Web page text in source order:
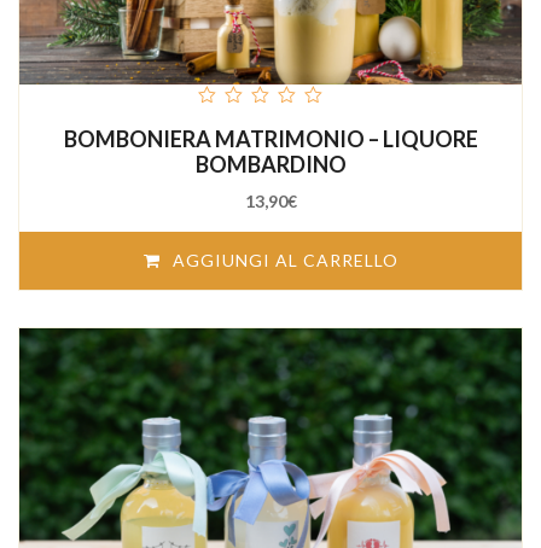
of
5
BOMBONIERA MATRIMONIO – LIQUORE
BOMBARDINO
13,90€
AGGIUNGI AL CARRELLO